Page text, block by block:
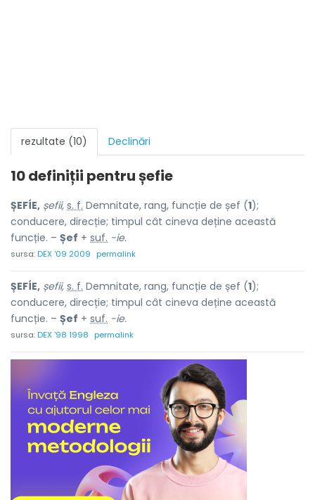
rezultate (10) Declinări
10 definiții pentrușefie
ȘEFÍE, șefii, s. f. Demnitate, rang, funcție de șef (1);
conducere, direcție; timpul cât cineva deține această
funcție. – Șef + suf. -ie.
sursa:DEX '09 2009 permalink
ȘEFÍE, șefii, s. f. Demnitate, rang, funcție de șef (1);
conducere, direcție; timpul cât cineva deține această
funcție. – Șef + suf. -ie.
sursa:DEX '98 1998 permalink